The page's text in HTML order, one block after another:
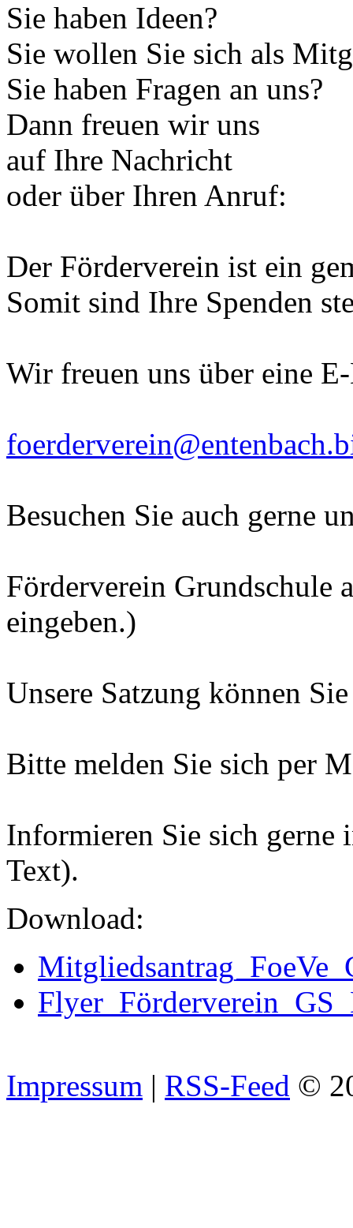
Sie haben Ideen?
Sie wollen Sie sich als
Sie haben Fragen an uns?
Dann freuen wir uns
auf Ihre Nachricht
oder über Ihren Anruf:
Der Förderverein ist ein
Somit sind Ihre Spenden
Wir freuen uns über eine
Besuchen Sie auch gerne
Förderverein Grundschule
eingeben.)
Unsere Satzung können
Bitte melden Sie sich per
Informieren Sie sich gerne
Text).
Download:
Impressum | RSS-Feed ©